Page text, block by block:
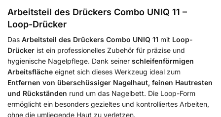
Arbeitsteil des Drückers Combo UNIQ 11 –
Loop-Drücker
Das Arbeitsteil des Drückers Combo UNIQ 11 mit Loop-
Drücker ist ein professionelles Zubehör für präzise und
hygienische Nagelpflege. Dank seiner schleifenförmigen
Arbeitsfläche eignet sich dieses Werkzeug ideal zum
Entfernen von überschüssiger Nagelhaut, feinen Hautresten
und Rückständen rund um das Nagelbett. Die Loop-Form
ermöglicht ein besonders gezieltes und kontrolliertes Arbeiten,
ohne die umliegende Haut zu verletzen.